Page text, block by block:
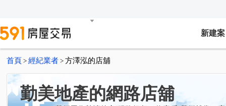
新建案
首頁 > 經紀業者 > 方澤泓的店舖
勤美地產的網路店舖